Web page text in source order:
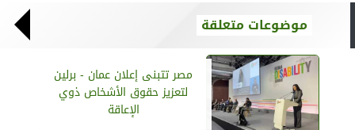
موضوعات متعلقة
مصر تتبنى إعلان عمان - برلين
لتعزيز حقوق الأشخاص ذوي
الإعاقة